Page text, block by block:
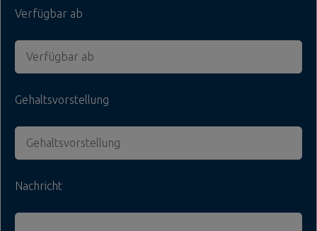
Verfügbar ab
Gehaltsvorstellung
Nachricht